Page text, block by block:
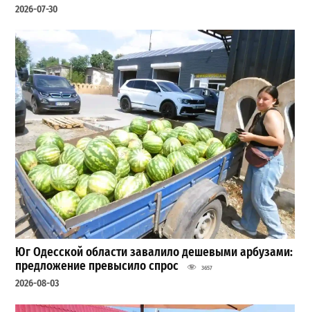
2026-07-30
Юг Одесской области завалило дешевыми арбузами:
предложение превысило спрос
3657
2026-08-03